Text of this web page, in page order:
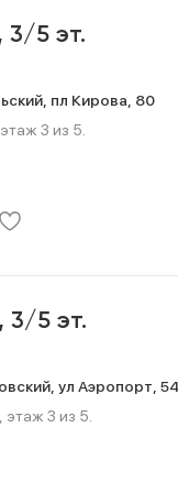
3/5 эт.
пл Кирова, 80
3 из 5.
3/5 эт.
ул Аэропорт, 54
3 из 5.